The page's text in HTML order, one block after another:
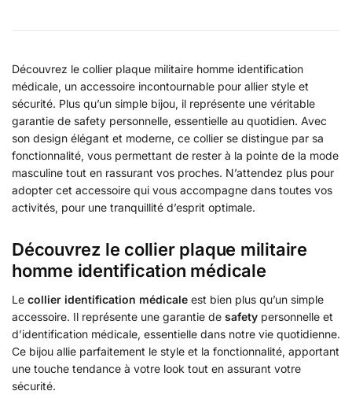
Découvrez le collier plaque militaire homme identification
médicale, un accessoire incontournable pour allier style et
sécurité. Plus qu’un simple bijou, il représente une véritable
garantie de safety personnelle, essentielle au quotidien. Avec
son design élégant et moderne, ce collier se distingue par sa
fonctionnalité, vous permettant de rester à la pointe de la mode
masculine tout en rassurant vos proches. N’attendez plus pour
adopter cet accessoire qui vous accompagne dans toutes vos
activités, pour une tranquillité d’esprit optimale.
Découvrez le collier plaque militaire
homme identification médicale
Le collier identification médicale est bien plus qu’un simple
accessoire. Il représente une garantie de safety personnelle et
d’identification médicale, essentielle dans notre vie quotidienne.
Ce bijou allie parfaitement le style et la fonctionnalité, apportant
une touche tendance à votre look tout en assurant votre
sécurité.